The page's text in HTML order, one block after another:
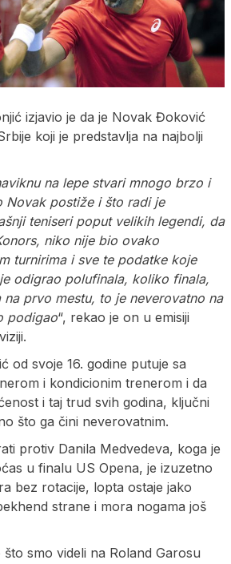
izjavio je da je Novak Đoković
koji je predstavlja na najbolji
na lepe stvari mnogo brzo i
Novak postiže i što radi je
teniseri poput velikih legendi, da
niko nije bio ovako
turnirima i sve te podatke koje
odigrao polufinala, koliko finala,
prvo mestu, to je neverovatno na
podigao“, rekao je on u emisiji
od svoje 16. godine putuje sa
i kondicionim trenerom i da
i taj trud svih godina, ključni
što ga čini neverovatnim.
protiv Danila Medvedeva, koga je
u finalu US Opena, je izuzetno
bez rotacije, lopta ostaje jako
strane i mora nogama još
što smo videli na Roland Garosu